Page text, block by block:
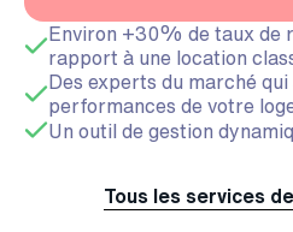
Environ +30% de taux de
rapport à une location
Des experts du marché
performances de votre
Un outil de gestion
Tous les services